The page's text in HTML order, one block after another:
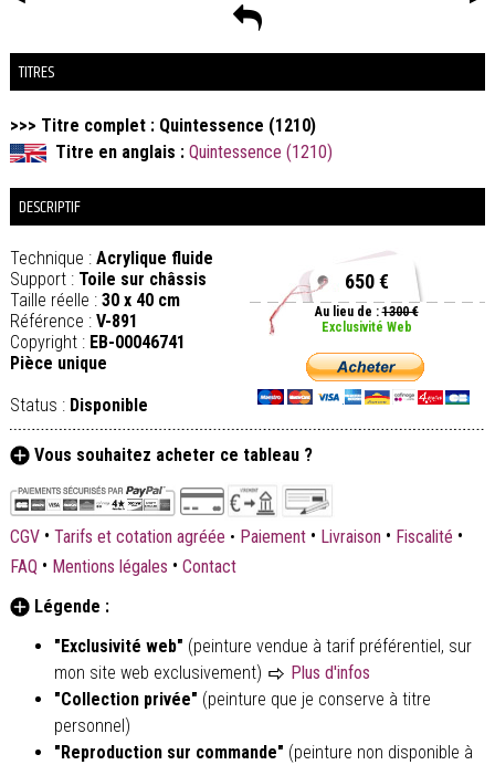
TITRES
>>> Titre complet : Quintessence (1210)
Titre en anglais : Quintessence (1210)
DESCRIPTIF
Technique : Acrylique fluide
Support : Toile sur châssis
Taille réelle : 30 x 40 cm
Référence : V-891
Copyright : EB-00046741
Pièce unique
Status : Disponible
650 €
Au lieu de :1300 €
Exclusivité Web
Vous souhaitez acheter ce tableau ?
CGV • Tarifs et cotation agréée • Paiement • Livraison • Fiscalité •
FAQ • Mentions légales • Contact
Légende :
"Exclusivité web" (peinture vendue à tarif préférentiel, sur
mon site web exclusivement)
Plus d'infos
"Collection privée" (peinture que je conserve à titre
personnel)
"Reproduction sur commande" (peinture non disponible à